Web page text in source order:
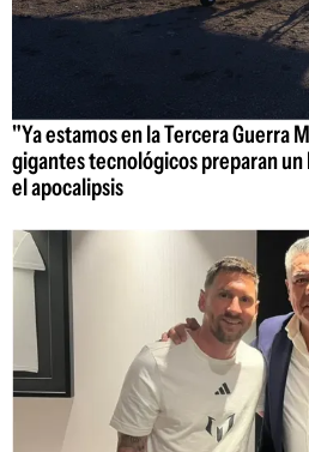
"Ya estamos en la Tercera Guerra
gigantes tecnológicos preparan
el apocalipsis